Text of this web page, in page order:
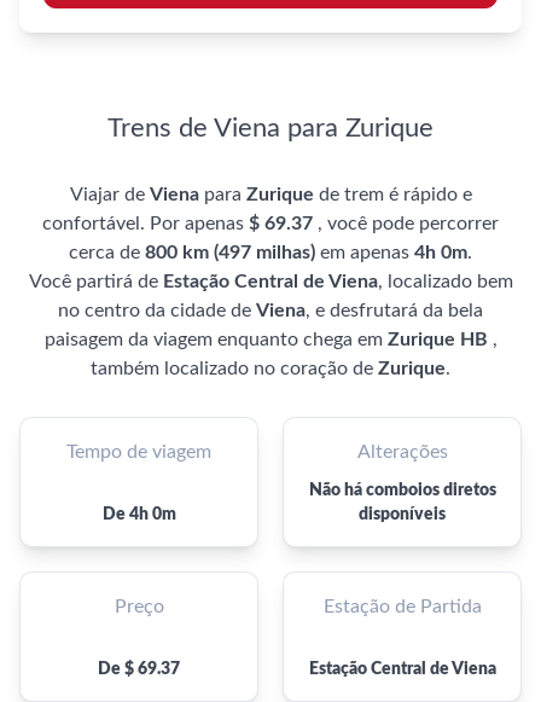
Trens de Viena para Zurique
Viajar de Vienapara Zurique de trem é rápido e
confortável. Por apenas $ 69.37 , você pode percorrer
cerca de 800 km (497 milhas) em apenas 4h 0m.
Você partirá de Estação Central de Viena, localizado bem
no centro da cidade de Viena, e desfrutará da bela
paisagem da viagem enquanto chega em Zurique HB ,
também localizado no coração de Zurique.
Tempo de viagem
De 4h 0m
Preço
De $ 69.37
Alterações
Não há comboios diretos
disponíveis
Estação de Partida
Estação Central de Viena